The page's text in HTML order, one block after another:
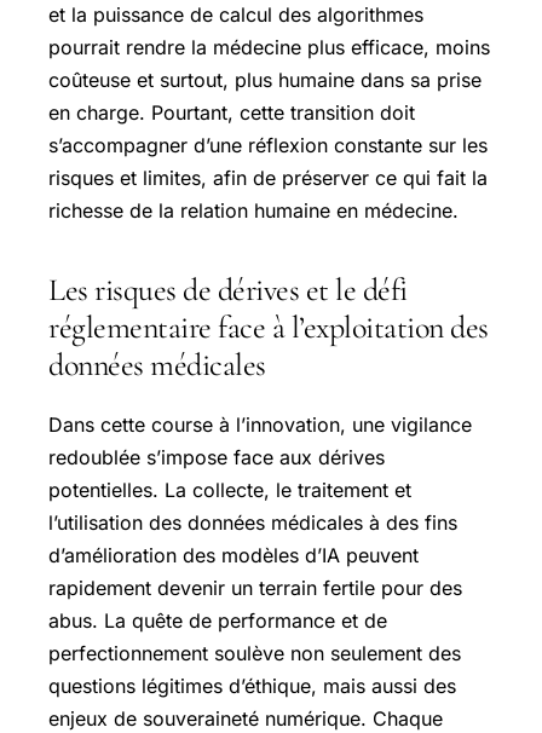
et la puissance de calcul des algorithmes
pourrait rendre la médecine plus efficace, moins
coûteuse et surtout, plus humaine dans sa prise
en charge. Pourtant, cette transition doit
s’accompagner d’une réflexion constante sur les
risques et limites, afin de préserver ce qui fait la
richesse de la relation humaine en médecine.
Les risques de dérives et le défi
réglementaire face à l’exploitation des
données médicales
Dans cette course à l’innovation, une vigilance
redoublée s’impose face aux dérives
potentielles. La collecte, le traitement et
l’utilisation des données médicales à des fins
d’amélioration des modèles d’IA peuvent
rapidement devenir un terrain fertile pour des
abus. La quête de performance et de
perfectionnement soulève non seulement des
questions légitimes d’éthique, mais aussi des
enjeux de souveraineté numérique. Chaque